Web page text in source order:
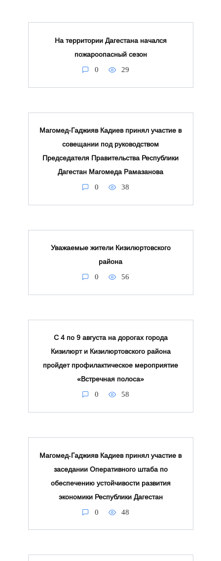
На территории Дагестана начался
пожароопасный сезон
0 29
Магомед-Гаджияв Кадиев принял участие в
совещании под руководством
Председателя Правительства Республики
Дагестан Магомеда Рамазанова
0 38
Уважаемые жители Кизилюртовского
района
0 56
С 4 по 9 августа на дорогах города
Кизилюрт и Кизилюртовского района
пройдет профилактическое мероприятие
«Встречная полоса»
0 58
Магомед‑Гаджияв Кадиев принял участие в
заседании Оперативного штаба по
обеспечению устойчивости развития
экономики Республики Дагестан
0 48